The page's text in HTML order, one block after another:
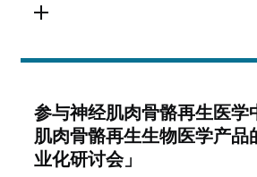
参与神经肌肉骨骼再生医学
肌肉骨骼再生生物医学产品
业化研讨会」